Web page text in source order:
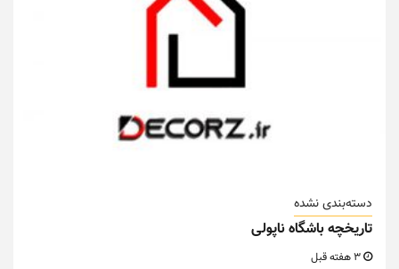
دسته‌بندی نشده
تاریخچه باشگاه ناپولی